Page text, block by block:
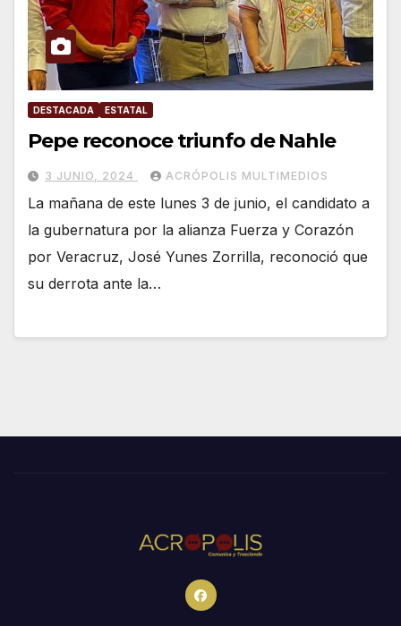
DESTACADA ESTATAL
Pepe reconoce triunfo de Nahle
3 JUNIO, 2024 ACRÓPOLIS MULTIMEDIOS
La mañana de este lunes 3 de junio, el candidato a
la gubernatura por la alianza Fuerza y Corazón
por Veracruz, José Yunes Zorrilla, reconoció que
su derrota ante la…